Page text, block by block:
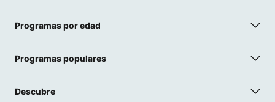
Programas por edad
Programas populares
Descubre